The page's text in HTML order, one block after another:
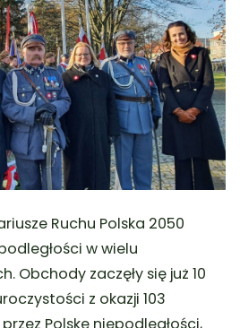
Ruchu Polska 2050
w wielu
Obchody zaczęły się już 10
z okazji 103